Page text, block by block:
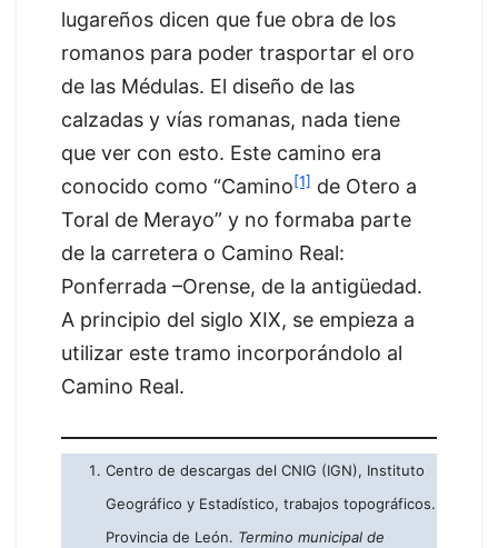
lugareños dicen que fue obra de los
romanos para poder trasportar el oro
de las Médulas. El diseño de las
calzadas y vías romanas, nada tiene
que ver con esto. Este camino era
conocido como “Camino[1] de Otero a
Toral de Merayo” y no formaba parte
de la carretera o Camino Real:
Ponferrada –Orense, de la antigüedad.
A principio del siglo XIX, se empieza a
utilizar este tramo incorporándolo al
Camino Real.
Centro de descargas del CNIG (IGN), Instituto
Geográfico y Estadístico, trabajos topográficos.
Provincia de León. Termino municipal de